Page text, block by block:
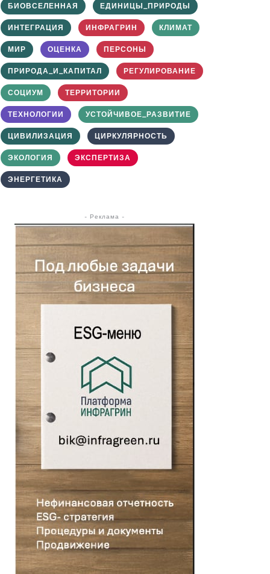
БИОВСЕЛЕННАЯ ЕДИНИЦЫ_ПРИРОДЫ
ИНТЕГРАЦИЯ ИНФРАГРИН КЛИМАТ
МИР ОЦЕНКА ПЕРСОНЫ
ПРИРОДА_И_КАПИТАЛ РЕГУЛИРОВАНИЕ
СОЦИУМ ТЕРРИТОРИИ
ТЕХНОЛОГИИ УСТОЙЧИВОЕ_РАЗВИТИЕ
ЦИВИЛИЗАЦИЯ ЦИРКУЛЯРНОСТЬ
ЭКОЛОГИЯ ЭКСПЕРТИЗА
ЭНЕРГЕТИКА
- Реклама -